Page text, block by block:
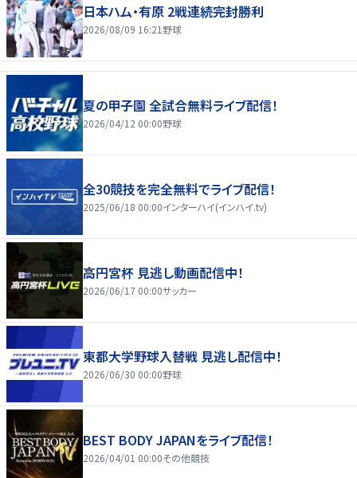
日本ハム・有原 2戦連続完封勝利
2026/08/09 16:21 野球
夏の甲子園 全試合無料ライブ配信！
2026/04/12 00:00野球
全30競技を完全無料でライブ配信！
2025/06/18 00:00インターハイ(インハイ.tv)
高円宮杯 見逃し動画配信中！
2026/06/17 00:00サッカー
東都大学野球入替戦 見逃し配信中！
2026/06/30 00:00野球
BEST BODY JAPANをライブ配信！
2026/04/01 00:00その他競技